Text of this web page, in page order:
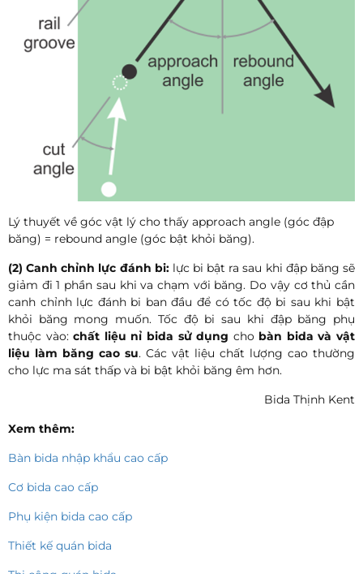
Lý thuyết về góc vật lý cho thấy approach angle (góc đập
băng) = rebound angle (góc bật khỏi băng).
(2) Canh chỉnh lực đánh bi: lực bi bật ra sau khi đập băng sẽ
giảm đi 1 phần sau khi va chạm với băng. Do vậy cơ thủ cần
canh chỉnh lực đánh bi ban đầu để có tốc độ bi sau khi bật
khỏi băng mong muốn. Tốc độ bi sau khi đập băng phụ
thuộc vào:chất liệu nỉ bida sử dụng cho bàn bida và vật
liệu làm băng cao su. Các vật liệu chất lượng cao thường
cho lực ma sát thấp và bi bật khỏi băng êm hơn.
Bida Thịnh Kent
Xem thêm:
Bàn bida nhập khẩu cao cấp
Cơ bida cao cấp
Phụ kiện bida cao cấp
Thiết kế quán bida